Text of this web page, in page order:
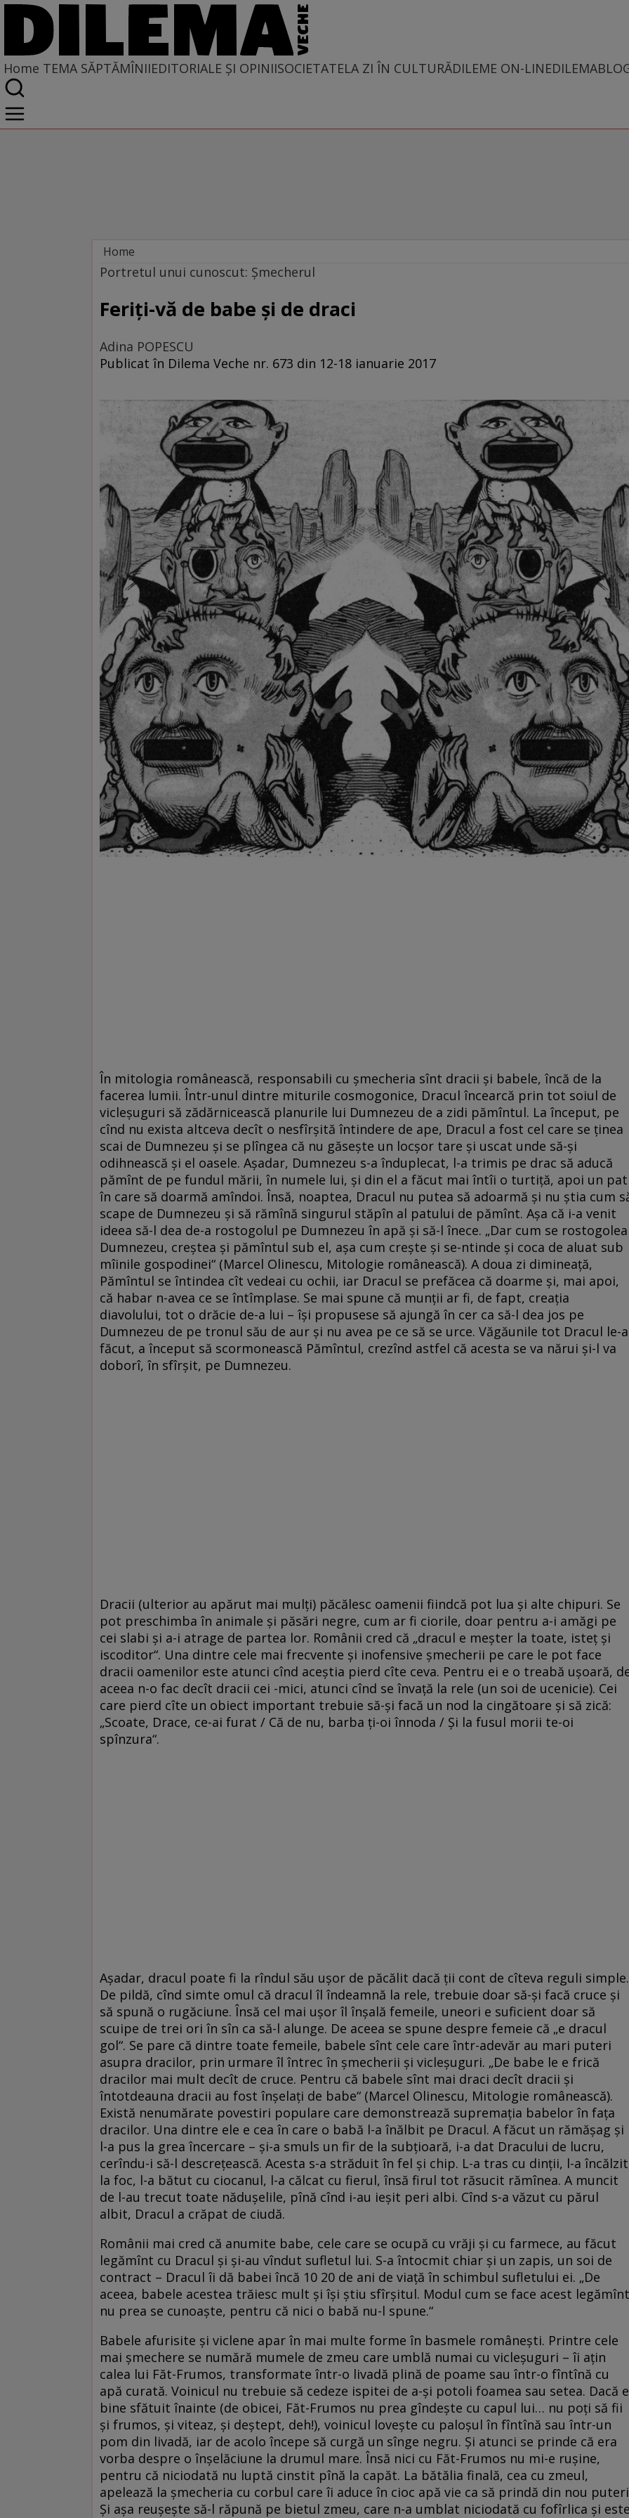
Home TEMA SĂPTĂMÎNIIEDITORIALE ȘI OPINIISOCIETATELA ZI ÎN CULTURĂDILEME ON-LINE
Home
Tema săptămînii
Portretul unui cunoscut: Şmecherul
Feriţi-vă de babe şi de draci
Adina POPESCU
Publicat în Dilema Veche nr. 673 din 12-18 ianuarie 2017
În mitologia românească, responsabili cu șmecheria sînt dracii și babele, încă de la
facerea lumii. Într-unul dintre miturile cosmogonice, Dracul încearcă prin tot soiul de
vicleșuguri să zădărnicească planurile lui Dumnezeu de a zidi pămîntul. La început, pe
cînd nu exista altceva decît o nesfîrșită întindere de ape, Dracul a fost cel care se ținea
scai de Dumnezeu și se plîngea că nu găsește un locșor tare și uscat unde să-și
odihnească și el oasele. Așadar, Dumnezeu s-a înduplecat, l-a trimis pe drac să aducă
pămînt de pe fundul mării, în numele lui, și din el a făcut mai întîi o turtiță, apoi un pat
în care să doarmă amîndoi. Însă, noaptea, Dracul nu putea să adoarmă și nu știa cum
scape de Dumnezeu și să rămînă singurul stăpîn al patului de pămînt. Așa că i-a venit
ideea să-l dea de-a rostogolul pe Dumnezeu în apă și să-l înece. „Dar cum se rostogolea
Dumnezeu, creștea și pămîntul sub el, așa cum crește și se-ntinde și coca de aluat sub
mîinile gospodinei“ (Marcel Olinescu, Mitologie românească). A doua zi dimineață,
Pămîntul se întindea cît vedeai cu ochii, iar Dracul se prefăcea că doarme și, mai apoi,
că habar n-avea ce se întîmplase. Se mai spune că munții ar fi, de fapt, creația
diavolului, tot o drăcie de-a lui – își propusese să ajungă în cer ca să-l dea jos pe
Dumnezeu de pe tronul său de aur și nu avea pe ce să se urce. Văgăunile tot Dracul le-a
făcut, a început să scormonească Pămîntul, crezînd astfel că acesta se va nărui și-l va
doborî, în sfîrșit, pe Dumnezeu.
Dracii (ulterior au apărut mai mulți) păcălesc oamenii fiindcă pot lua și alte chipuri. Se
pot preschimba în animale și păsări negre, cum ar fi ciorile, doar pentru a-i amăgi pe
cei slabi și a-i atrage de partea lor. Românii cred că „dracul e meșter la toate, isteț și
iscoditor“. Una dintre cele mai frecvente și inofensive șmecherii pe care le pot face
dracii oamenilor este atunci cînd aceștia pierd cîte ceva. Pentru ei e o treabă ușoară,
aceea n-o fac decît dracii cei -mici, atunci cînd se învață la rele (un soi de ucenicie). Cei
care pierd cîte un obiect important trebuie să-și facă un nod la cingătoare și să zică:
„Scoate, Drace, ce-ai furat / Că de nu, barba ți-oi înnoda / Și la fusul morii te-oi
spînzura“.
Așadar, dracul poate fi la rîndul său ușor de păcălit dacă ții cont de cîteva reguli simple.
De pildă, cînd simte omul că dracul îl îndeamnă la rele, trebuie doar să-și facă cruce și
să spună o rugăciune. Însă cel mai ușor îl înșală femeile, uneori e suficient doar să
scuipe de trei ori în sîn ca să-l alunge. De aceea se spune despre femeie că „e dracul
gol“. Se pare că dintre toate femeile, babele sînt cele care într-adevăr au mari puteri
asupra dracilor, prin urmare îl întrec în șmecherii și vicleșuguri. „De babe le e frică
dracilor mai mult decît de cruce. Pentru că babele sînt mai draci decît dracii și
întotdeauna dracii au fost înșelați de babe“ (Marcel Olinescu, Mitologie românească).
Există nenumărate povestiri populare care demonstrează supremația babelor în fața
dracilor. Una dintre ele e cea în care o babă l-a înălbit pe Dracul. A făcut un rămășag și
l-a pus la grea încercare – și-a smuls un fir de la subțioară, i-a dat Dracului de lucru,
cerîndu-i să-l descrețească. Acesta s-a străduit în fel și chip. L-a tras cu dinții, l-a încălzit
la foc, l-a bătut cu ciocanul, l-a călcat cu fierul, însă firul tot răsucit rămînea. A muncit
de l-au trecut toate nădușelile, pînă cînd i-au ieșit peri albi. Cînd s-a văzut cu părul
albit, Dracul a crăpat de ciudă.
Românii mai cred că anumite babe, cele care se ocupă cu vrăji și cu farmece, au făcut
legămînt cu Dracul și și-au vîndut sufletul lui. S-a întocmit chiar și un zapis, un soi de
contract – Dracul îi dă babei încă 10 20 de ani de viață în schimbul sufletului ei. „De
aceea, babele acestea trăiesc mult și își știu sfîrșitul. Modul cum se face acest legămînt
nu prea se cunoaște, pentru că nici o babă nu-l spune.“
Babele afurisite și viclene apar în mai multe forme în basmele românești. Printre cele
mai șmechere se numără mumele de zmeu care umblă numai cu vicleșuguri – îi ațin
calea lui Făt-Frumos, transformate într-o livadă plină de poame sau într-o fîntînă cu
apă curată. Voinicul nu trebuie să cedeze ispitei de a-și potoli foamea sau setea. Dacă e
bine sfătuit înainte (de obicei, Făt-Frumos nu prea gîndește cu capul lui… nu poți să fii
și frumos, și viteaz, și deștept, deh!), voinicul lovește cu paloșul în fîntînă sau într-un
pom din livadă, iar de acolo începe să curgă un sînge negru. Și atunci se prinde că era
vorba despre o înșelăciune la drumul mare. Însă nici cu Făt-Frumos nu mi-e rușine,
pentru că niciodată nu luptă cinstit pînă la capăt. La bătălia finală, cea cu zmeul,
apelează la șmecheria cu corbul care îi aduce în cioc apă vie ca să prindă din nou
Și așa reușește să-l răpună pe bietul zmeu, care n-a umblat niciodată cu fofîrlica și